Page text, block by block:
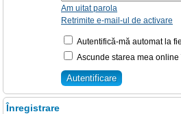
Am uitat parola
Retrimite e-mail-ul de activare
Autentifică-mă automat la
Ascunde starea mea
Înregistrare